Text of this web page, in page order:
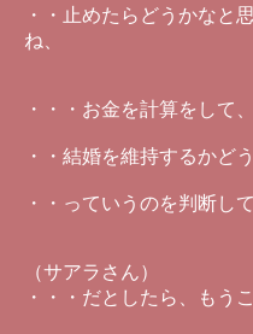
・・止めたらどうかなと
ね、
・・・お金を計算をして
・・結婚を維持するかどう
・・っていうのを判断し
（サアラさん）
・・・だとしたら、もう